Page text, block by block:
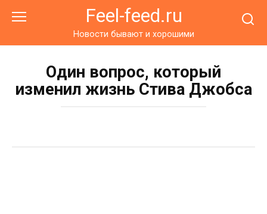
Feel-feed.ru
Новости бывают и хорошими
Один вопрос, который
изменил жизнь Стива Джобса